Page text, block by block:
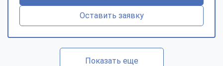
Оставить заявку
Показать еще